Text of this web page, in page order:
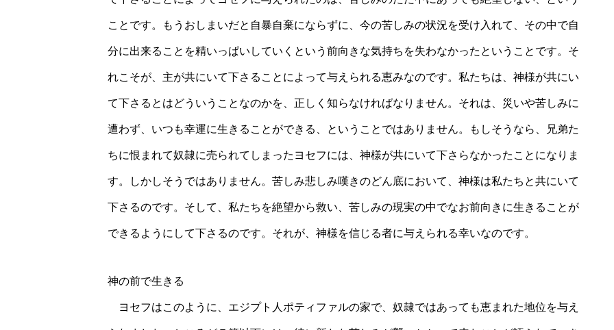
ことです。もうおしまいだと自暴自棄にならずに、今の苦しみの状況を受け入れて、その中で自
分に出来ることを精いっぱいしていくという前向きな気持ちを失わなかったということです。そ
れこそが、主が共にいて下さることによって与えられる恵みなのです。私たちは、神様が共にい
て下さるとはどういうことなのかを、正しく知らなければなりません。それは、災いや苦しみに
遭わず、いつも幸運に生きることができる、ということではありません。もしそうなら、兄弟た
ちに恨まれて奴隷に売られてしまったヨセフには、神様が共にいて下さらなかったことになりま
す。しかしそうではありません。苦しみ悲しみ嘆きのどん底において、神様は私たちと共にいて
下さるのです。そして、私たちを絶望から救い、苦しみの現実の中でなお前向きに生きることが
できるようにして下さるのです。それが、神様を信じる者に与えられる幸いなのです。
神の前で生きる
ヨセフはこのように、エジプト人ポティファルの家で、奴隷ではあっても恵まれた地位を与え